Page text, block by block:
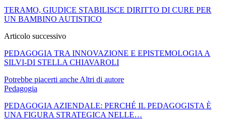
TERAMO, GIUDICE STABILISCE DIRITTO DI CURE PER
UN BAMBINO AUTISTICO
Articolo successivo
PEDAGOGIA TRA INNOVAZIONE E EPISTEMOLOGIA A
SILVI-DI STELLA CHIAVAROLI
Potrebbe piacerti anche Altri di autore
Pedagogia
PEDAGOGIA AZIENDALE: PERCHÉ IL PEDAGOGISTA È
UNA FIGURA STRATEGICA NELLE…